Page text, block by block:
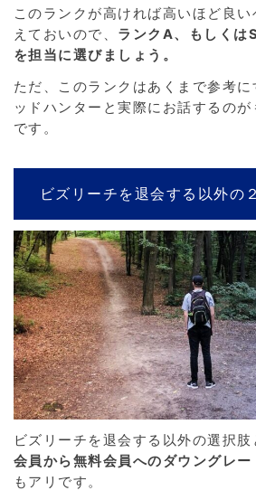
このランクが高ければ高いほど良
えておいので、 ランクA、もしくは
を担当に選びましょう。
ただ、このランクはあくまで参考
ッドハンターと実際にお話するの
です。
ビズリーチを退会する以外の
ビズリーチを退会する以外の選択肢
会員から無料会員へのダウングレー
もアリです。